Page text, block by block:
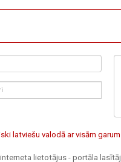
latviešu valodā ar visām
lietotājus - portāla